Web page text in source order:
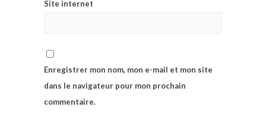
Site internet
Enregistrer mon nom, mon e-mail et mon site
dans le navigateur pour mon prochain
commentaire.